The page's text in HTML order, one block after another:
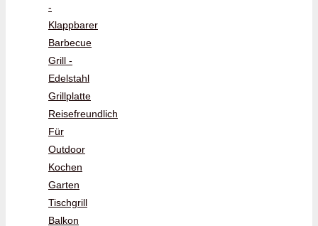
-
Klappbarer
Barbecue
Grill -
Edelstahl
Grillplatte
Reisefreundlich
Für
Outdoor
Kochen
Garten
Tischgrill
Balkon